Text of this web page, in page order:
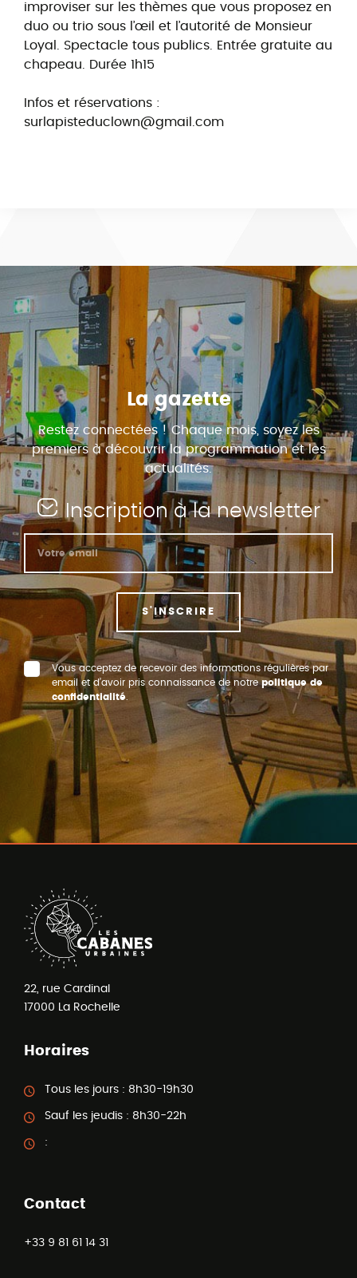
improviser sur les thèmes que vous proposez en
duo ou trio sous l’œil et l’autorité de Monsieur
Loyal. Spectacle tous publics. Entrée gratuite au
chapeau. Durée 1h15
Infos et réservations :
surlapisteduclown@gmail.com
La gazette
Restez connectées ! Chaque mois, soyez les
premiers à découvrir la programmation et les
actualités.
Inscription à la newsletter
S'INSCRIRE
Vous acceptez de recevoir des informations régulières par
email et d’avoir pris connaissance de notrepolitique de
confidentialité
22, rue Cardinal
17000 La Rochelle
Horaires
Tous les jours : 8h30-19h30
Sauf les jeudis : 8h30-22h
:
Contact
+33 9 81 61 14 31